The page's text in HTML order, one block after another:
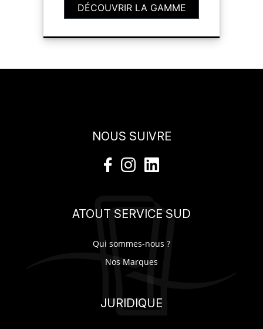
DÉCOUVRIR LA GAMME
NOUS SUIVRE
ATOUT SERVICE SUD
Qui sommes-nous ?
Nos Marques
JURIDIQUE